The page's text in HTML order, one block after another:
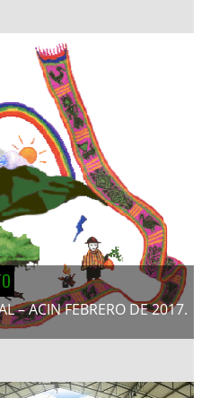
– ACIN FEBRERO DE 2017.